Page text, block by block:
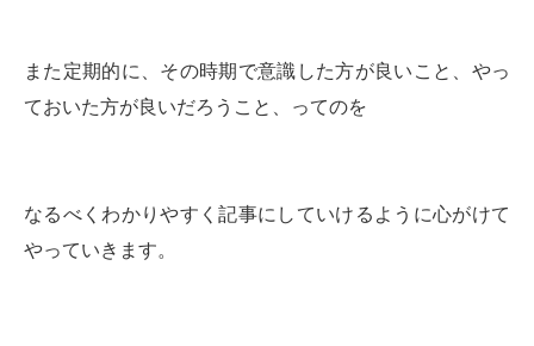
また定期的に、その時期で意識した方が良いこと、やっ
ておいた方が良いだろうこと、ってのを
なるべくわかりやすく記事にしていけるように心がけて
やっていきます。